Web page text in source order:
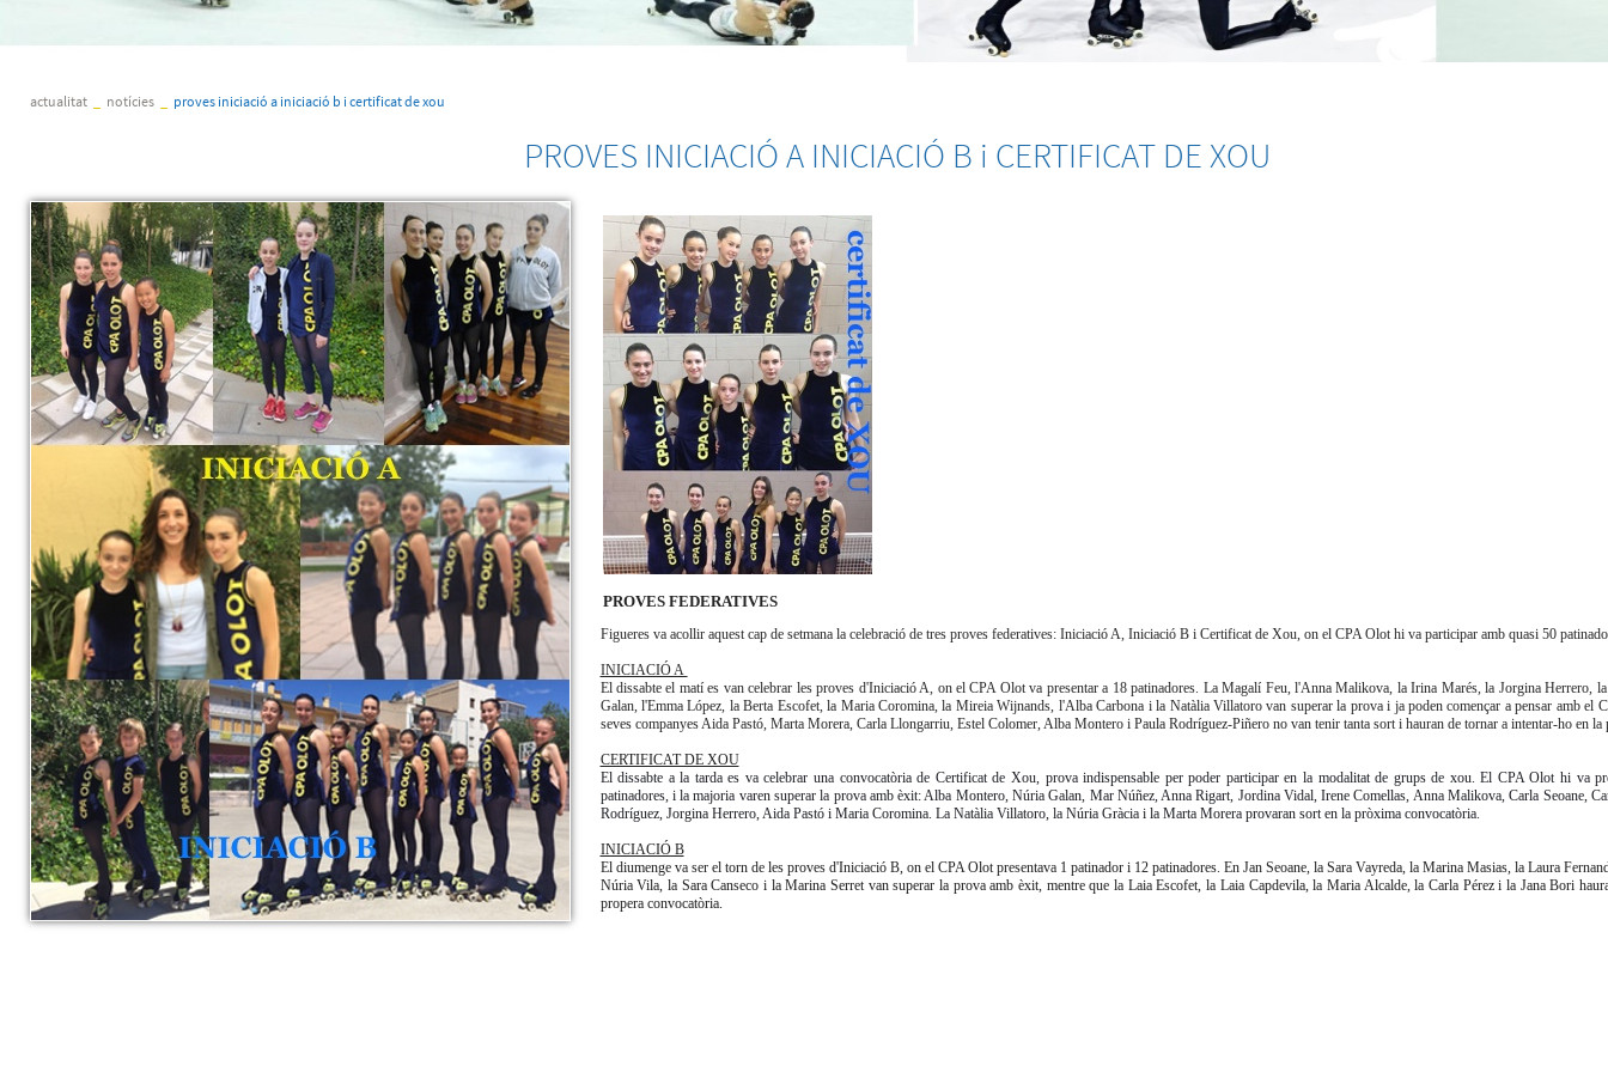
actualitat notícies proves iniciació a iniciació b i certificat de xou
PROVES INICIACIÓ A INICIACIÓ B i CERTIFICAT DE XOU
PROVES FEDERATIVES
Figueres va acollir aquest cap de setmana la celebració de tres proves federatives: Iniciació A, Iniciació B i Certificat de Xou, on el CPA Olot hi va participar amb quasi 50
INICIACIÓ A
El dissabte el matí es van celebrar les proves d'Iniciació A, on el CPA Olot va presentar a 18 patinadores. La Magalí Feu, l'Anna Malikova, la Irina Marés, la Jorgina Herrero,
Galan, l'Emma López, la Berta Escofet, la Maria Coromina, la Mireia Wijnands, l'Alba Carbona i la Natàlia Villatoro van superar la prova i ja poden començar a pensar amb el
seves companyes Aida Pastó, Marta Morera, Carla Llongarriu, Estel Colomer, Alba Montero i Paula Rodríguez-Piñero no van tenir tanta sort i hauran de tornar a intentar-ho en
CERTIFICAT DE XOU
El dissabte a la tarda es va celebrar una convocatòria de Certificat de Xou, prova indispensable per poder participar en la modalitat de grups de xou. El CPA Olot hi va
patinadores, i la majoria varen superar la prova amb èxit: Alba Montero, Núria Galan, Mar Núñez, Anna Rigart, Jordina Vidal, Irene Comellas, Anna Malikova, Carla Seoane,
Rodríguez, Jorgina Herrero, Aida Pastó i Maria Coromina. La Natàlia Villatoro, la Núria Gràcia i la Marta Morera provaran sort en la pròxima convocatòria.
INICIACIÓ B
El diumenge va ser el torn de les proves d'Iniciació B, on el CPA Olot presentava 1 patinador i 12 patinadores. En Jan Seoane, la Sara Vayreda, la Marina Masias, la Laura
Núria Vila, la Sara Canseco i la Marina Serret van superar la prova amb èxit, mentre que la Laia Escofet, la Laia Capdevila, la Maria Alcalde, la Carla Pérez i la Jana Bori
propera convocatòria.